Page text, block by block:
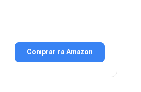
Comprar na Amazon